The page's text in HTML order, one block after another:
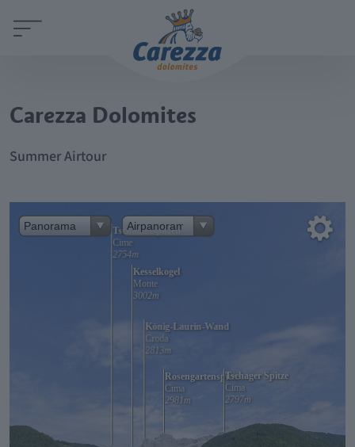
Carezza Dolomites
Summer Airtour